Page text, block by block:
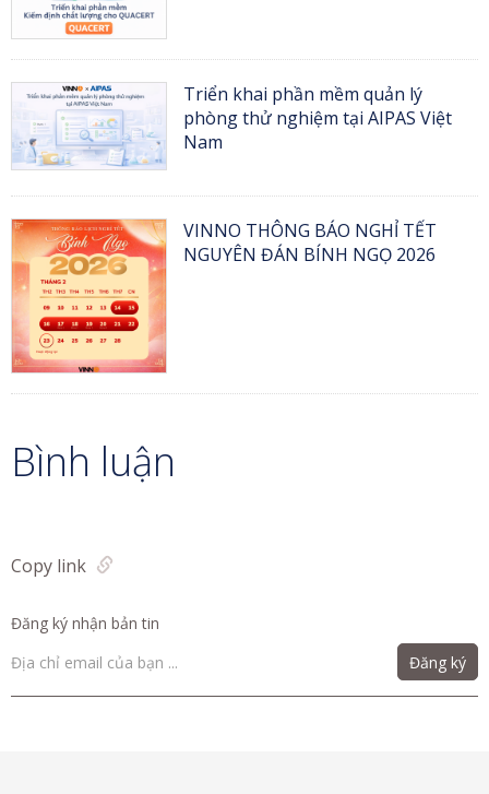
Triển khai phần mềm quản lý
phòng thử nghiệm tại AIPAS Việt
Nam
VINNO THÔNG BÁO NGHỈ TẾT
NGUYÊN ĐÁN BÍNH NGỌ 2026
Bình luận
Copy link
Đăng ký nhận bản tin
Đăng ký